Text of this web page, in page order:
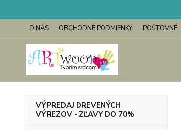
O NÁS OBCHODNÉ PODMIENKY POŠTOVNÉ
VÝPREDAJ DREVENÝCH
VÝREZOV - ZĽAVY DO 70%